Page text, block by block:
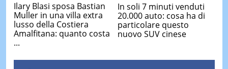
Ilary Blasi sposa Bastian
Muller in una villa extra
lusso della Costiera
Amalfitana: quanto costa
...
In soli 7 minuti venduti
20.000 auto: cosa ha di
particolare questo
nuovo SUV cinese